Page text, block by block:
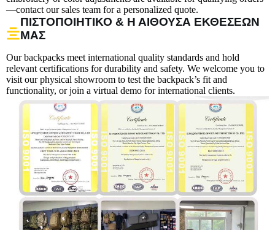
—contact our sales team for a personalized quote.
ΠΙΣΤΟΠΟΙΗΤΙΚΌ & Η ΑΊΘΟΥΣΑ ΕΚΘΈΣΕΏΝ
ΜΑΣ
Our backpacks meet international quality standards and hold
relevant certifications for durability and safety. We welcome you to
visit our physical showroom to test the backpack’s fit and
functionality, or join a virtual demo for international clients.